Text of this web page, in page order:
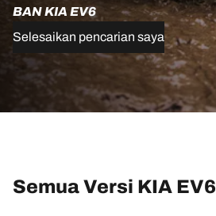
BAN KIA EV6
Selesaikan pencarian saya
Semua Versi KIA EV6